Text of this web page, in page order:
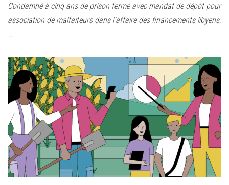
Condamné à cinq ans de prison ferme avec mandat de dépôt pour
association de malfaiteurs dans l’affaire des financements libyens,
…